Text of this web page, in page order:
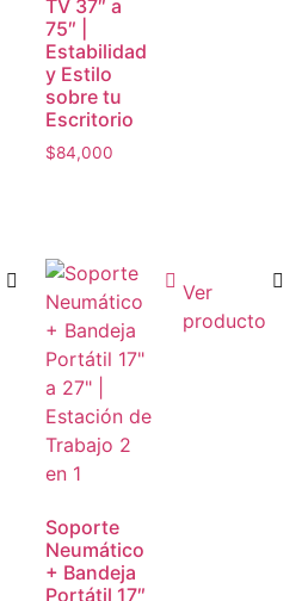
TV 37″ a
75″ |
Estabilidad
y Estilo
sobre tu
Escritorio
$84,000
Soporte
Neumático
+ Bandeja
Portátil 17″
Ver
producto